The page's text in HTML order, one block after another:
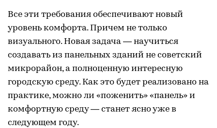
Все эти требования обеспечивают новый
уровень комфорта. Причем не только
визуального. Новая задача — научиться
создавать из панельных зданий не советский
микрорайон, а полноценную интересную
городскую среду. Как это будет реализовано на
практике, можно ли «поженить» «панель» и
комфортную среду — станет ясно уже в
следующем году.